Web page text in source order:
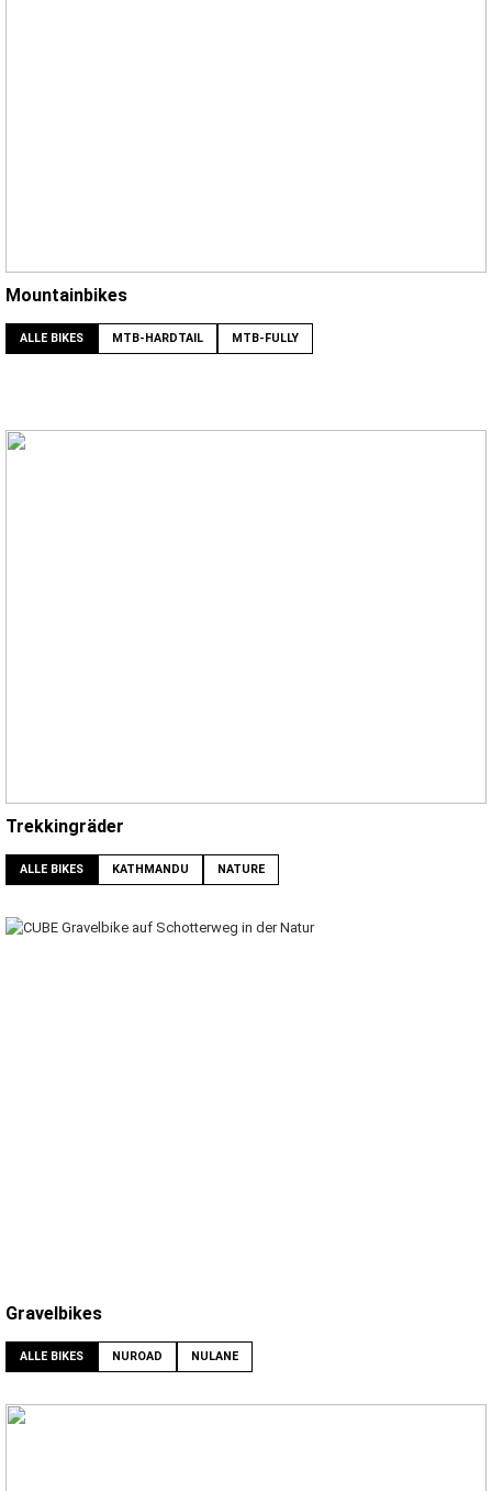
Mountainbikes
ALLE BIKES MTB-HARDTAIL MTB-FULLY
Trekkingräder
ALLE BIKES KATHMANDU NATURE
Gravelbikes
ALLE BIKES NUROAD NULANE